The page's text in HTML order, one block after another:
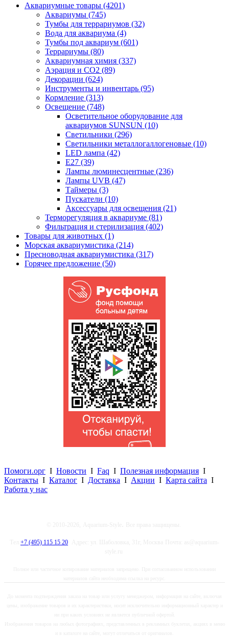
Аквариумные товары (4201)
Аквариумы (745)
Тумбы для террариумов (32)
Вода для аквариума (4)
Тумбы под аквариум (601)
Террариумы (80)
Аквариумная химия (337)
Аэрация и CO2 (89)
Декорации (624)
Инструменты и инвентарь (95)
Кормление (313)
Освещение (748)
Осветительное оборудование для
аквариумов SUNSUN (10)
Светильники (296)
Светильники металлогаллогеновые (10)
LED лампа (42)
Е27 (39)
Лампы люминесцентные (236)
Лампы UVB (47)
Таймеры (3)
Пускатели (10)
Аксессуары для освещения (21)
Терморегуляция в аквариуме (81)
Фильтрация и стерилизация (402)
Товары для животных (1)
Морская аквариумистика (214)
Пресноводная аквариумистика (317)
Горячее предложение (50)
Помоги.орг I Новости I Faq I Полезная информация I
Контакты I Каталог I Доставка I Акции I Карта сайта I
Работа у нас
+7 (495) 115 15 20